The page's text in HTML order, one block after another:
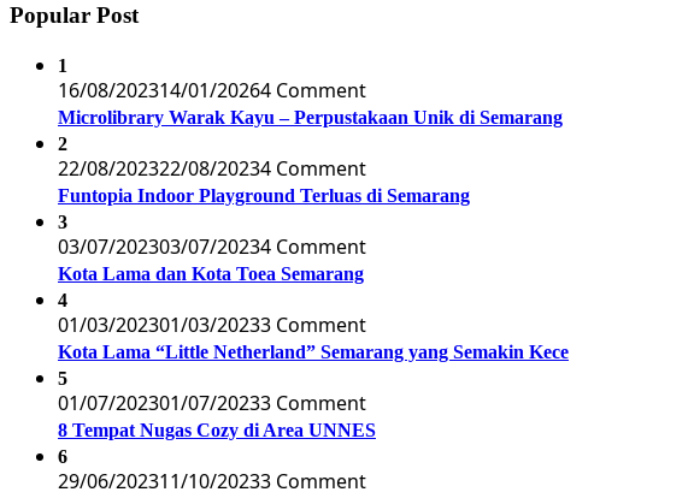
Popular Post
1
16/08/202314/01/20264 Comment
Microlibrary Warak Kayu – Perpustakaan Unik di Semarang
2
22/08/202322/08/20234 Comment
Funtopia Indoor Playground Terluas di Semarang
3
03/07/202303/07/20234 Comment
Kota Lama dan Kota Toea Semarang
4
01/03/202301/03/20233 Comment
Kota Lama “Little Netherland” Semarang yang Semakin Kece
5
01/07/202301/07/20233 Comment
8 Tempat Nugas Cozy di Area UNNES
6
29/06/202311/10/20233 Comment